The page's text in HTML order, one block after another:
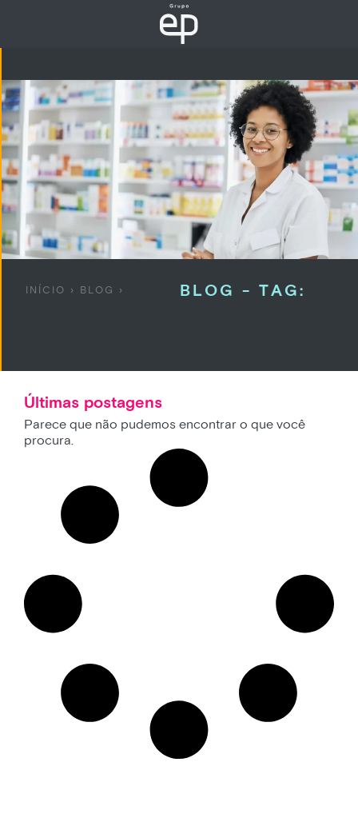
INÍCIO › BLOG › BLOG - TAG:
Últimas postagens
Parece que não pudemos encontrar o que você
procura.